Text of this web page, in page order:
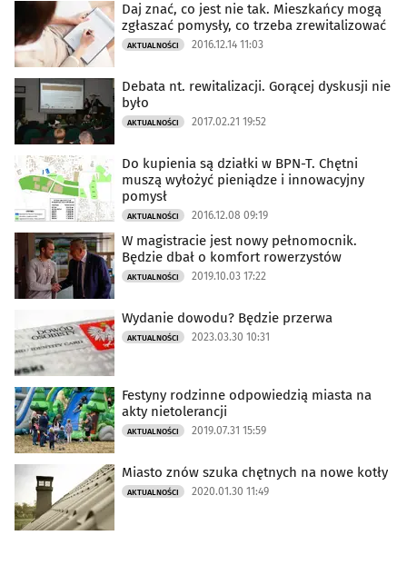
Daj znać, co jest nie tak. Mieszkańcy mogą
zgłaszać pomysły, co trzeba zrewitalizować
AKTUALNOŚCI 2016.12.14 11:03
Debata nt. rewitalizacji. Gorącej dyskusji nie
było
AKTUALNOŚCI 2017.02.21 19:52
Do kupienia są działki w BPN-T. Chętni
muszą wyłożyć pieniądze i innowacyjny
pomysł
AKTUALNOŚCI 2016.12.08 09:19
W magistracie jest nowy pełnomocnik.
Będzie dbał o komfort rowerzystów
AKTUALNOŚCI 2019.10.03 17:22
Wydanie dowodu? Będzie przerwa
AKTUALNOŚCI 2023.03.30 10:31
Festyny rodzinne odpowiedzią miasta na
akty nietolerancji
AKTUALNOŚCI 2019.07.31 15:59
Miasto znów szuka chętnych na nowe kotły
AKTUALNOŚCI 2020.01.30 11:49